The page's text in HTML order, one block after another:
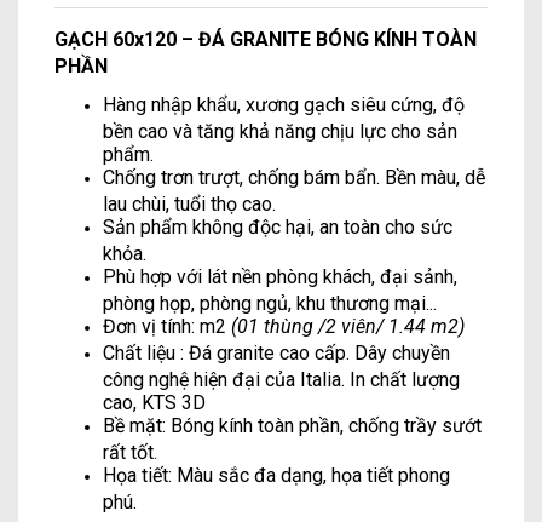
GẠCH 60x120 – ĐÁ GRANITE BÓNG KÍNH TOÀN
PHẦN
Hàng nhập khẩu, xương gạch siêu cứng, độ
bền cao và tăng khả năng chịu lực cho sản
phẩm.
Chống trơn trượt, chống bám bẩn. Bền màu, dễ
lau chùi, tuổi thọ cao.
Sản phẩm không độc hại, an toàn cho sức
khỏa.
Phù hợp với lát nền phòng khách, đại sảnh,
phòng họp, phòng ngủ, khu thương mại...
Đơn vị tính: m2 (01 thùng /2 viên/ 1.44 m2)
Chất liệu : Đá granite cao cấp. Dây chuyền
công nghệ hiện đại của Italia. In chất lượng
cao, KTS 3D
Bề mặt: Bóng kính toàn phần, chống trầy sướt
rất tốt.
Họa tiết: Màu sắc đa dạng, họa tiết phong
phú.